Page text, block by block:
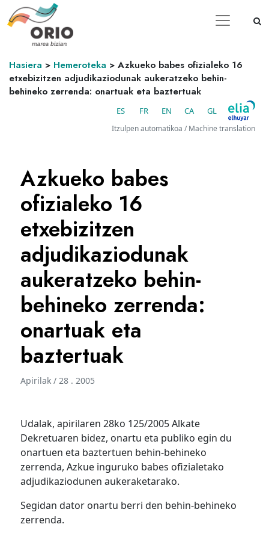
Hasiera > Hemeroteka > Azkueko babes ofizialeko 16
etxebizitzen adjudikaziodunak aukeratzeko behin-
behineko zerrenda: onartuak eta baztertuak
ES FR EN CA GL
Itzulpen automatikoa / Machine translation
Azkueko babes
ofizialeko 16
etxebizitzen
adjudikaziodunak
aukeratzeko behin-
behineko zerrenda:
onartuak eta
baztertuak
Apirilak / 28 . 2005
Udalak, apirilaren 28ko 125/2005 Alkate
Dekretuaren bidez, onartu eta publiko egin du
onartuen eta baztertuen behin-behineko
zerrenda, Azkue inguruko babes ofizialetako
adjudikaziodunen aukeraketarako.
Segidan dator onartu berri den behin-behineko
zerrenda.